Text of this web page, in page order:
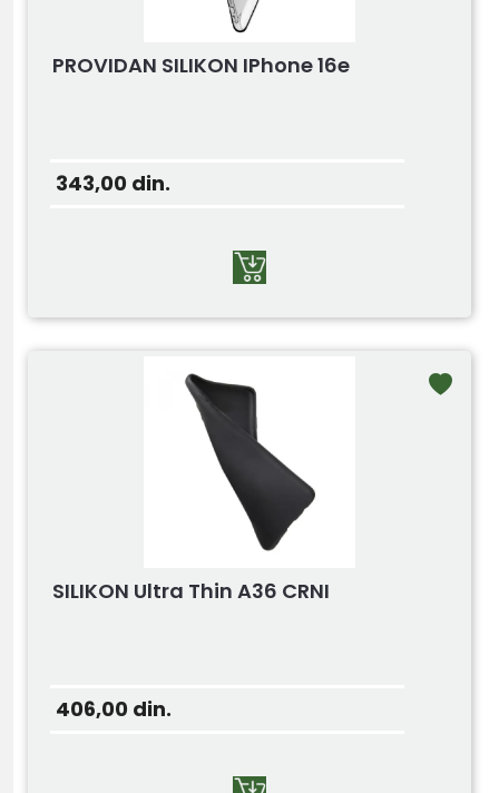
PROVIDAN SILIKON IPhone 16e
343,00 din.
SILIKON Ultra Thin A36 CRNI
406,00 din.